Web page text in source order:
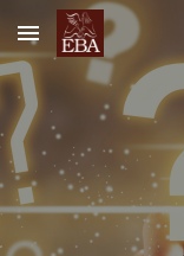
Skip to main content